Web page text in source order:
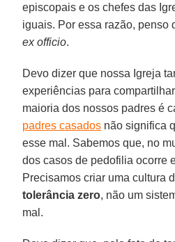
episcopais e os chefes das
iguais. Por essa razão, penso
ex officio.
Devo dizer que nossa Igreja
experiências para
maioria dos nossos padres é
padres casados não significa
esse mal. Sabemos que, no
dos casos de pedofilia ocorre
Precisamos criar uma cultura
tolerância zero, não um
mal.